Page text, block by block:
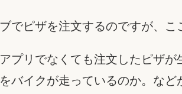
でピザを注文するのですが、
プリでなくても注文したピザ
バイクが走っているのか。な